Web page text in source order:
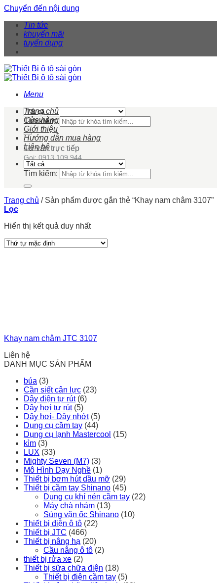
Chuyển đến nội dung
Tin tức
khuyến mãi
tuyển dụng
Menu
Tìm kiếm:
Tư vấn trực tiếp
Gọi: 0913 109 944
Trang chủ
Cửa hàng
Giới thiệu
Hướng dẫn mua hàng
Liên hệ
Tìm kiếm:
Trang chủ /Sản phẩm được gắn thẻ “Khay nam châm 3107”
Lọc
Hiển thị kết quả duy nhất
Khay nam châm JTC 3107
Liên hệ
DANH MỤC SẢN PHẨM
búa (3)
Cần siết cân lực (23)
Dây điện tự rút (6)
Dây hơi tự rút (5)
Dây hơi- Dây nhớt (5)
Dụng cụ cầm tay (44)
Dụng cụ lạnh Mastercool (15)
kìm (3)
LUX (33)
Mighty Seven (M7) (3)
Mô Hình Dạy Nghề (1)
Thiết bị bơm hút dầu mỡ (29)
Thiết bị cầm tay Shinano (45)
Dụng cụ khí nén cầm tay (22)
Máy chà nhám (13)
Súng vặn ốc Shinano (10)
Thiết bị điện ô tô (22)
Thiết bị JTC (466)
Thiết bị nâng hạ (20)
Cầu nâng ô tô (2)
thiết bị rửa xe (2)
Thiết bị sữa chữa điện (18)
Thiết bị điện cầm tay (5)